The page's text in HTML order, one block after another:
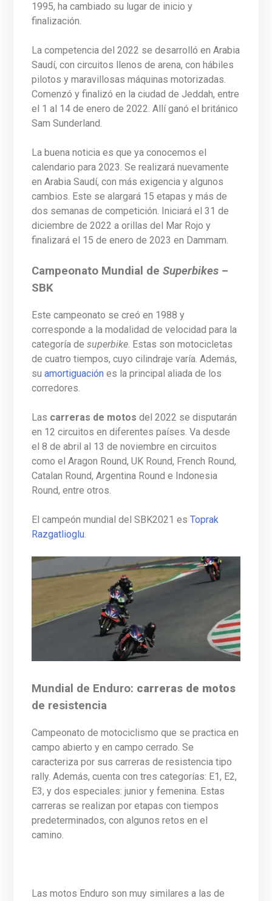
1995, ha cambiado su lugar de inicio y
finalización.
La competencia del 2022 se desarrolló en Arabia
Saudí, con circuitos llenos de arena, con hábiles
pilotos y maravillosas máquinas motorizadas.
Comenzó y finalizó en la ciudad de Jeddah, entre
el 1 al 14 de enero de 2022. Allí ganó el británico
Sam Sunderland.
La buena noticia es que ya conocemos el
calendario para 2023. Se realizará nuevamente
en Arabia Saudí, con más exigencia y algunos
cambios. Este se alargará 15 etapas y más de
dos semanas de competición. Iniciará el 31 de
diciembre de 2022 a orillas del Mar Rojo y
finalizará el 15 de enero de 2023 en Dammam.
Campeonato Mundial deSuperbikes –
SBK
Este campeonato se creó en 1988 y
corresponde a la modalidad de velocidad para la
categoría desuperbike. Estas son motocicletas
de cuatro tiempos, cuyo cilindraje varía. Además,
suamortiguación es la principal aliada de los
corredores.
Las carreras de motos del 2022 se disputarán
en 12 circuitos en diferentes países. Va desde
el 8 de abril al 13 de noviembre en circuitos
como el Aragon Round, UK Round, French Round,
Catalan Round, Argentina Round e Indonesia
Round, entre otros.
El campeón mundial del SBK2021 esToprak
Razgatlioglu.
Mundial de Enduro: carreras de motos
de resistencia
Campeonato de motociclismo que se practica en
campo abierto y en campo cerrado. Se
caracteriza por sus carreras de resistencia tipo
rally. Además, cuenta con tres categorías: E1, E2,
E3, y dos especiales: junior y femenina. Estas
carreras se realizan por etapas con tiempos
predeterminados, con algunos retos en el
camino.
Las motos Enduro son muy similares a las de